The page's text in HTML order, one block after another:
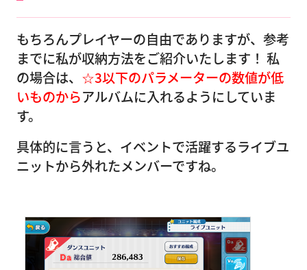
もちろんプレイヤーの自由でありますが、参考
までに私が収納方法をご紹介いたします！ 私
の場合は、 ☆3以下のパラメーターの数値が低
いものからアルバムに入れるようにしていま
す。
具体的に言うと、イベントで活躍するライブユ
ニットから外れたメンバーですね。